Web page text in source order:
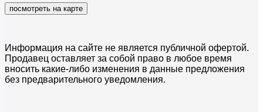
посмотреть на карте
Информация на сайте не является публичной офертой.
Продавец оставляет за собой право в любое время
вносить какие-либо изменения в данные предложения
без предварительного уведомления.